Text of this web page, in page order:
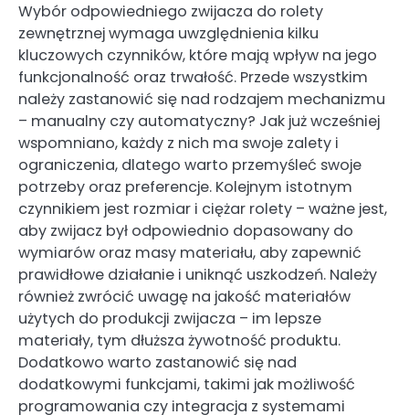
Wybór odpowiedniego zwijacza do rolety
zewnętrznej wymaga uwzględnienia kilku
kluczowych czynników, które mają wpływ na jego
funkcjonalność oraz trwałość. Przede wszystkim
należy zastanowić się nad rodzajem mechanizmu
– manualny czy automatyczny? Jak już wcześniej
wspomniano, każdy z nich ma swoje zalety i
ograniczenia, dlatego warto przemyśleć swoje
potrzeby oraz preferencje. Kolejnym istotnym
czynnikiem jest rozmiar i ciężar rolety – ważne jest,
aby zwijacz był odpowiednio dopasowany do
wymiarów oraz masy materiału, aby zapewnić
prawidłowe działanie i uniknąć uszkodzeń. Należy
również zwrócić uwagę na jakość materiałów
użytych do produkcji zwijacza – im lepsze
materiały, tym dłuższa żywotność produktu.
Dodatkowo warto zastanowić się nad
dodatkowymi funkcjami, takimi jak możliwość
programowania czy integracja z systemami